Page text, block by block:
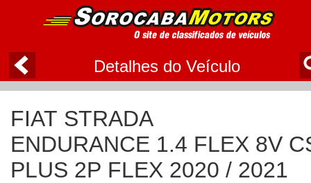
Detalhes do Veículo
FIAT STRADA
ENDURANCE 1.4 FLEX 8V
PLUS 2P FLEX 2020 / 2021